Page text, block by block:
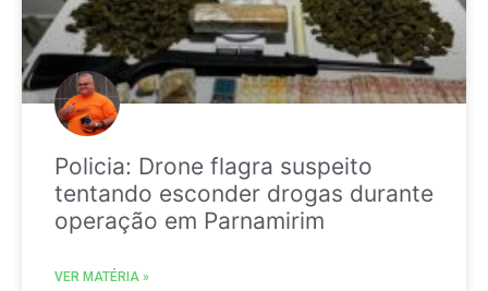
Policia: Drone flagra suspeito
tentando esconder drogas durante
operação em Parnamirim
VER MATÉRIA »